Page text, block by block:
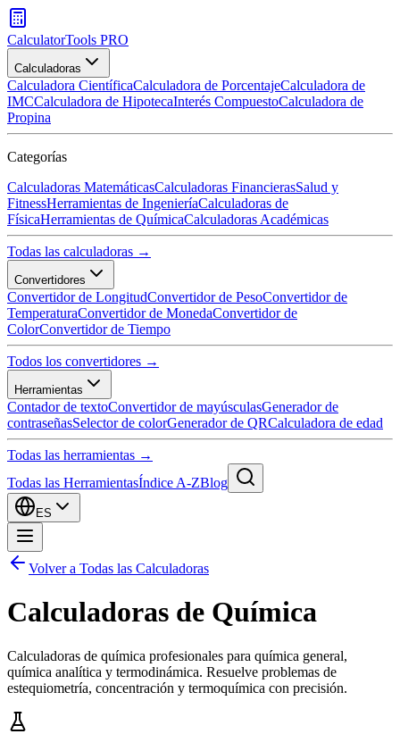
CalculatorTools PRO
Calculadoras
Calculadora CientíficaCalculadora de PorcentajeCalculadora de
IMCCalculadora de HipotecaInterés CompuestoCalculadora de
Propina
Categorías
Calculadoras MatemáticasCalculadoras FinancierasSalud y
FitnessHerramientas de IngenieríaCalculadoras de
FísicaHerramientas de QuímicaCalculadoras Académicas
Todas las calculadoras →
Convertidores
Convertidor de LongitudConvertidor de PesoConvertidor de
TemperaturaConvertidor de MonedaConvertidor de
ColorConvertidor de Tiempo
Todos los convertidores →
Herramientas
Contador de textoConvertidor de mayúsculasGenerador de
contraseñasSelector de colorGenerador de QRCalculadora de edad
Todas las herramientas →
Todas las HerramientasÍndice A-ZBlog
ES
Volver a Todas las Calculadoras
Calculadoras de Química
Calculadoras de química profesionales para química general,
química analítica y termodinámica. Resuelve problemas de
estequiometría, concentración y termoquímica con precisión.